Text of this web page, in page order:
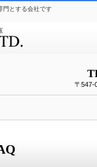
門とする会社です
〒547-